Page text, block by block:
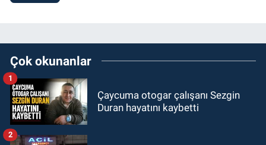
Çok okunanlar
Çaycuma otogar çalışanı Sezgin
Duran hayatını kaybetti
1
2